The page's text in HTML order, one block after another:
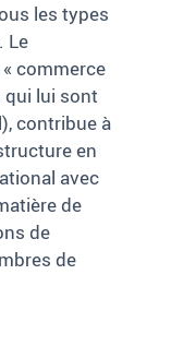
les types
Le
commerce
qui lui sont
contribue à
en
avec
de
de
de